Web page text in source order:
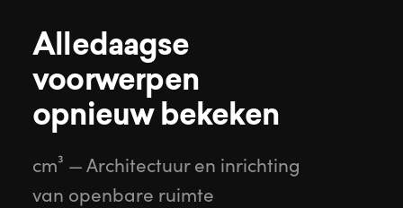
Alledaagse
voorwerpen
opnieuw bekeken
cm³ — Architectuur en inrichting
van openbare ruimte